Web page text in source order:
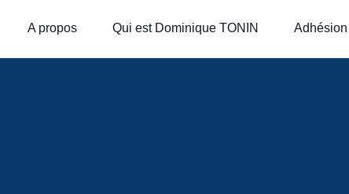
A propos Qui est Dominique TONIN Adhésion